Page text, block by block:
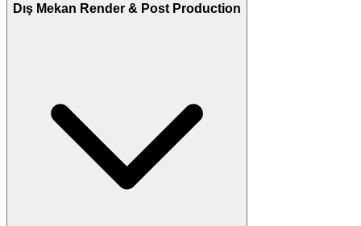
Dış Mekan Render & Post Production